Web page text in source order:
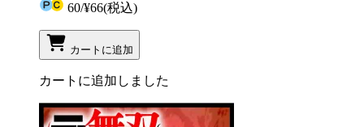
60/¥66(税込)
カートに追加
カートに追加しました